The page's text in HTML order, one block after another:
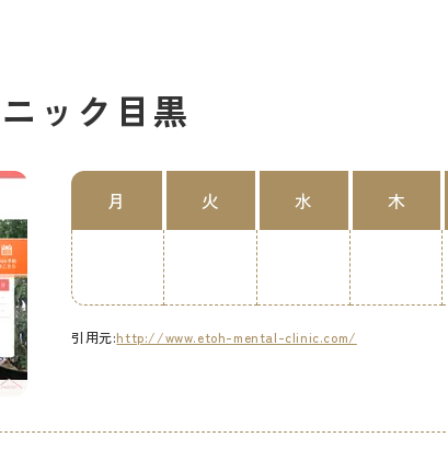
ック目黒
月 火 水 木
引用元:http://www.etoh-mental-clinic.com/